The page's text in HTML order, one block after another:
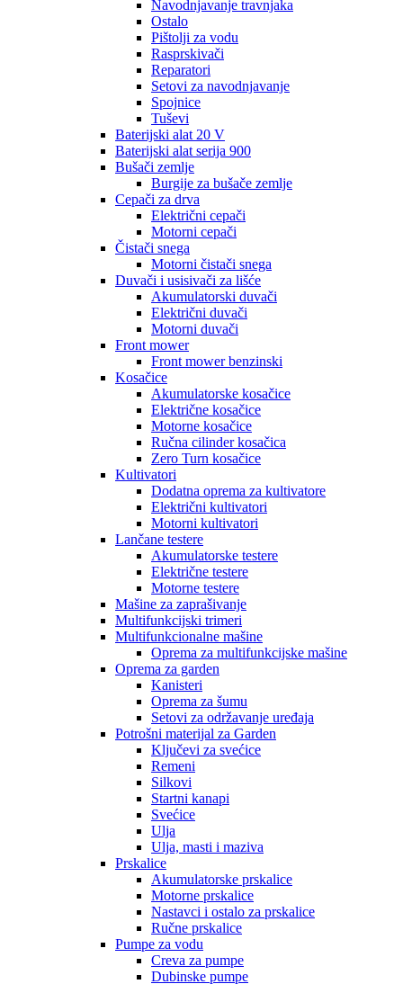
Navodnjavanje travnjaka
Ostalo
Pištolji za vodu
Rasprskivači
Reparatori
Setovi za navodnjavanje
Spojnice
Tuševi
Baterijski alat 20 V
Baterijski alat serija 900
Bušači zemlje
Burgije za bušače zemlje
Cepači za drva
Električni cepači
Motorni cepači
Čistači snega
Motorni čistači snega
Duvači i usisivači za lišće
Akumulatorski duvači
Električni duvači
Motorni duvači
Front mower
Front mower benzinski
Kosačice
Akumulatorske kosačice
Električne kosačice
Motorne kosačice
Ručna cilinder kosačica
Zero Turn kosačice
Kultivatori
Dodatna oprema za kultivatore
Električni kultivatori
Motorni kultivatori
Lančane testere
Akumulatorske testere
Električne testere
Motorne testere
Mašine za zaprašivanje
Multifunkcijski trimeri
Multifunkcionalne mašine
Oprema za multifunkcijske mašine
Oprema za garden
Kanisteri
Oprema za šumu
Setovi za održavanje uređaja
Potrošni materijal za Garden
Ključevi za svećice
Remeni
Silkovi
Startni kanapi
Svećice
Ulja
Ulja, masti i maziva
Prskalice
Akumulatorske prskalice
Motorne prskalice
Nastavci i ostalo za prskalice
Ručne prskalice
Pumpe za vodu
Creva za pumpe
Dubinske pumpe